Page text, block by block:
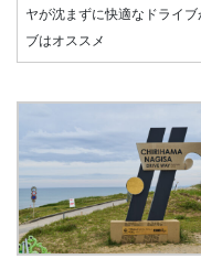
ヤが沈まずに快適なドライ
ブはオススメ